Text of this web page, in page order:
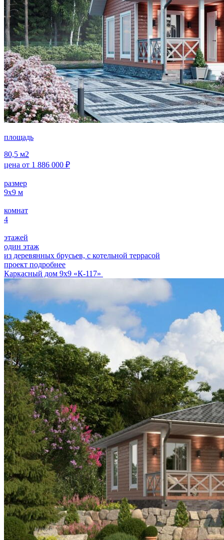
площадь
80,5 м2
цена от 1 886 000 ₽
размер
9х9 м
комнат
4
этажей
один этаж
из деревянных брусьев, с котельной террасой
проект подробнее
Каркасный дом 9х9 «К-117»